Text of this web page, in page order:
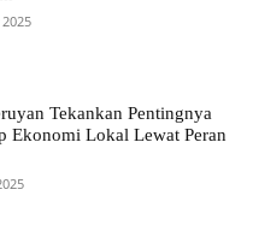
Tekankan Pentingnya
Ekonomi Lokal Lewat Peran